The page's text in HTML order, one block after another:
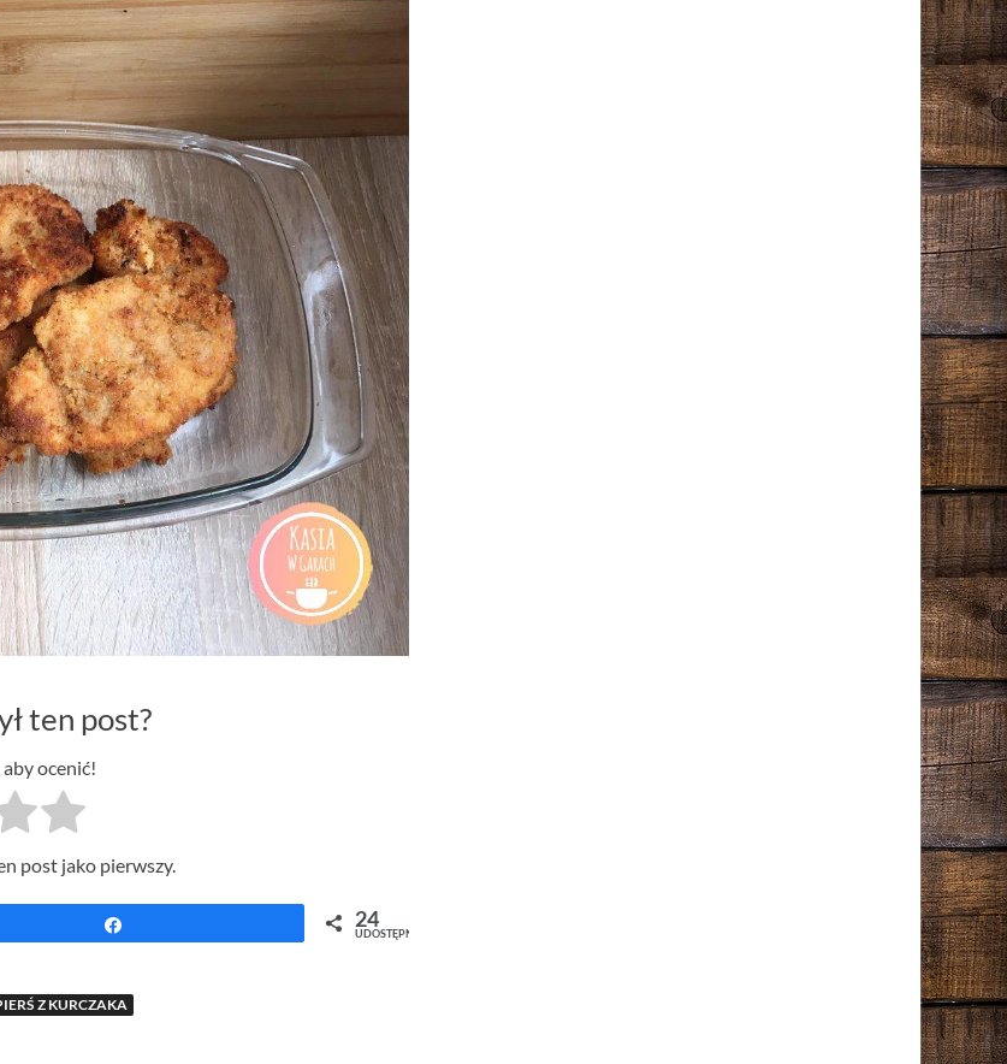
ten post?
ocenić!
post jako pierwszy.
24
UDOSTĘPNIEŃ
Z KURCZAKA